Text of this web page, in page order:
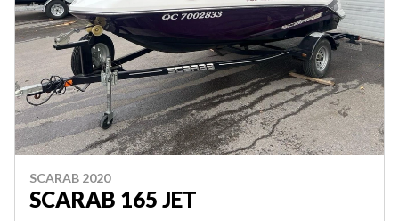
SCARAB 2020
SCARAB 165 JET